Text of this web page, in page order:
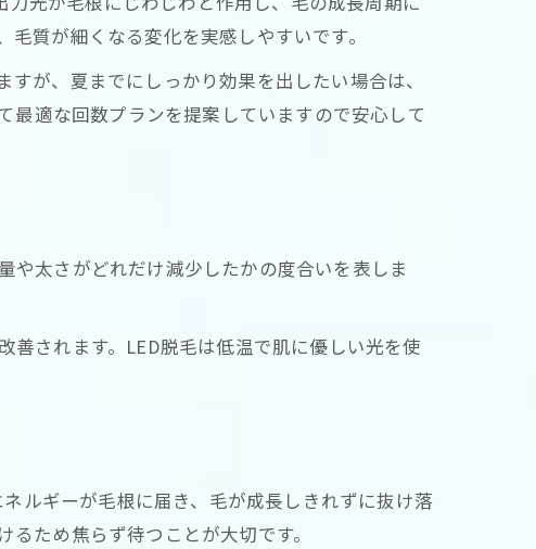
質が細くなる変化を実感しやすいです。
が、夏までにしっかり効果を出したい場合は、
最適な回数プランを提案していますので安心して
や太さがどれだけ減少したかの度合いを表しま
されます。LED脱毛は低温で肌に優しい光を使
ルギーが毛根に届き、毛が成長しきれずに抜け落
ため焦らず待つことが大切です。